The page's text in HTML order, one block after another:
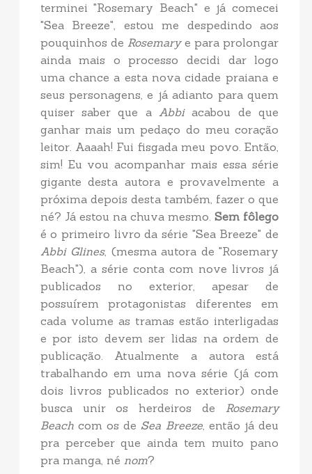
terminei "Rosemary Beach" e já comecei
"Sea Breeze", estou me despedindo aos
pouquinhos de Rosemary e para prolongar
ainda mais o processo decidi dar logo
uma chance a esta nova cidade praiana e
seus personagens, e já adianto para quem
quiser saber que aAbbiacabou de que
ganhar mais um pedaço do meu coração
leitor. Aaaah! Fui fisgada meu povo. Então,
sim! Eu vou acompanhar mais essa série
gigante desta autora e provavelmente a
próxima depois desta também, fazer o que
né? Já estou na chuva mesmo.Sem fôlego
é o primeiro livro da série "Sea Breeze" de
Abbi Glines, (mesma autora de "Rosemary
Beach"), a série conta com nove livros já
publicados no exterior, apesar de
possuírem protagonistas diferentes em
cada volume as tramas estão interligadas
e por isto devem ser lidas na ordem de
publicação. Atualmente a autora está
trabalhando em uma nova série (já com
dois livros publicados no exterior) onde
busca unir os herdeiros de Rosemary
Beachcom os de Sea Breeze, então já deu
pra perceber que ainda tem muito pano
pra manga, né nom?